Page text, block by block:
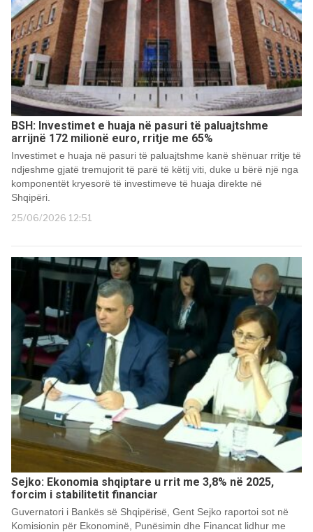
BSH: Investimet e huaja në pasuri të paluajtshme
arrijnë 172 milionë euro, rritje me 65%
Investimet e huaja në pasuri të paluajtshme kanë shënuar rritje të
ndjeshme gjatë tremujorit të parë të këtij viti, duke u bërë një nga
komponentët kryesorë të investimeve të huaja direkte në
Shqipëri.
25/06/2026 12:51
Sejko: Ekonomia shqiptare u rrit me 3,8% në 2025,
forcim i stabilitetit financiar
Guvernatori i Bankës së Shqipërisë, Gent Sejko raportoi sot në
Komisionin për Ekonominë, Punësimin dhe Financat lidhur me